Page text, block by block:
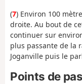
(7) Environ 100
droite. Au bout de
continuer sur
plus passante de la
Joganville puis le
Points de